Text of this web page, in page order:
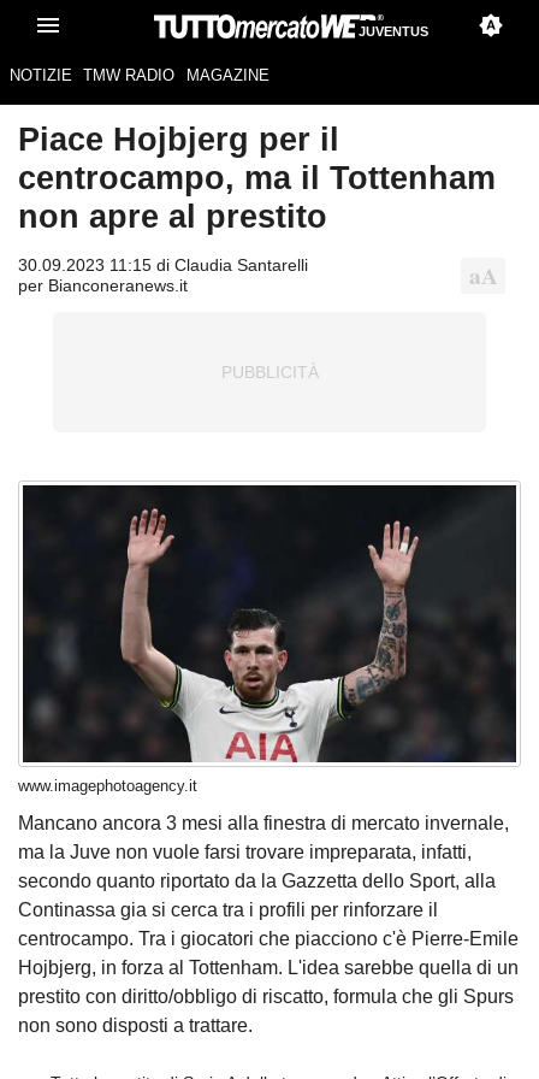
JUVENTUS
NOTIZIE TMW RADIO MAGAZINE
Piace Hojbjerg per il
centrocampo, ma il Tottenham
non apre al prestito
30.09.2023 11:15 di Claudia Santarelli
per Bianconeranews.it
www.imagephotoagency.it
Mancano ancora 3 mesi alla finestra di mercato invernale,
ma la Juve non vuole farsi trovare impreparata, infatti,
secondo quanto riportato da la Gazzetta dello Sport, alla
Continassa gia si cerca tra i profili per rinforzare il
centrocampo. Tra i giocatori che piacciono c'è Pierre-Emile
Hojbjerg, in forza al Tottenham. L'idea sarebbe quella di un
prestito con diritto/obbligo di riscatto, formula che gli Spurs
non sono disposti a trattare.